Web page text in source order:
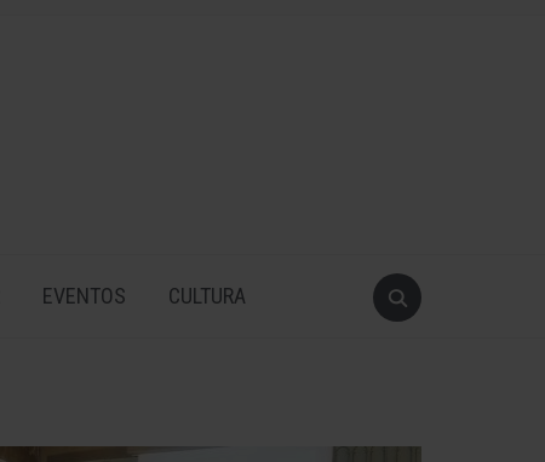
EVENTOS CULTURA